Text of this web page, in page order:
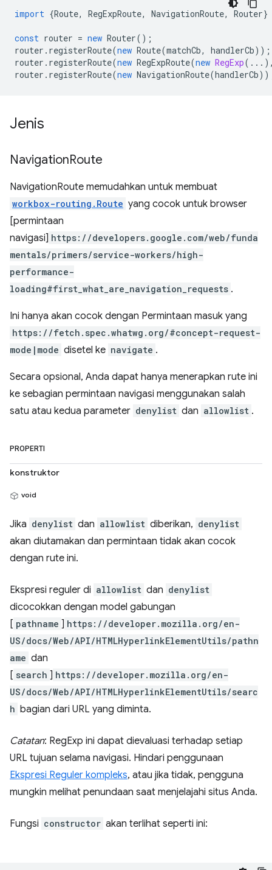
import {Route, RegExpRoute, NavigationRoute, Router}
const router = new Router();
router . registerRoute(new Route(matchCb, handlerCb));
router . registerRoute(new RegExpRoute(new RegExp
router . registerRoute(new NavigationRoute(handlerCb
Jenis
NavigationRoute
NavigationRoute memudahkan untuk membuat
workbox-routing.Route yang cocok untuk browser
[permintaan
navigasi] https://developers.google.com/web/funda
mentals/primers/service-workers/high-
performance-
loading#first_what_are_navigation_requests .
Ini hanya akan cocok dengan Permintaan masuk yang
https://fetch.spec.whatwg.org/#concept-request-
mode|mode disetel ke navigate .
Secara opsional, Anda dapat hanya menerapkan rute ini
ke sebagian permintaan navigasi menggunakan salah
satu atau kedua parameter denylist dan allowlist .
PROPERTI
konstruktor
void
Jika denylist dan allowlist diberikan, denylist
akan diutamakan dan permintaan tidak akan cocok
dengan rute ini.
Ekspresi reguler di allowlist dan denylist
dicocokkan dengan model gabungan
[ pathname ] https://developer.mozilla.org/en-
US/docs/Web/API/HTMLHyperlinkElementUtils/pathn
ame dan
[ search ] https://developer.mozilla.org/en-
US/docs/Web/API/HTMLHyperlinkElementUtils/searc
h bagian dari URL yang diminta.
Catatan: RegExp ini dapat dievaluasi terhadap setiap
URL tujuan selama navigasi. Hindari penggunaan
Ekspresi Reguler kompleks, atau jika tidak, pengguna
mungkin melihat penundaan saat menjelajahi situs Anda.
Fungsi constructor akan terlihat seperti ini: